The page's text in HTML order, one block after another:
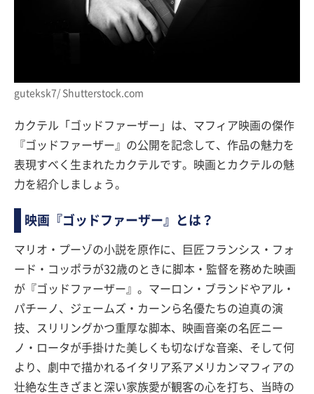
guteksk7/ Shutterstock.com
カクテル「ゴッドファーザー」は、マフィア映画の傑作
『ゴッドファーザー』の公開を記念して、作品の魅力を
表現すべく生まれたカクテルです。映画とカクテルの魅
力を紹介しましょう。
映画『ゴッドファーザー』とは？
マリオ・プーゾの小説を原作に、巨匠フランシス・フォ
ード・コッポラが32歳のときに脚本・監督を務めた映画
が『ゴッドファーザー』。マーロン・ブランドやアル・
パチーノ、ジェームズ・カーンら名優たちの迫真の演
技、スリリングかつ重厚な脚本、映画音楽の名匠ニー
ノ・ロータが手掛けた美しくも切なげな音楽、そして何
より、劇中で描かれるイタリア系アメリカンマフィアの
壮絶な生きざまと深い家族愛が観客の心を打ち、当時の